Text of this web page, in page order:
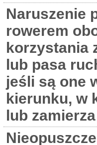
Naruszenie
rowerem
korzystania
lub pasa
jeśli są one
kierunku, w
lub